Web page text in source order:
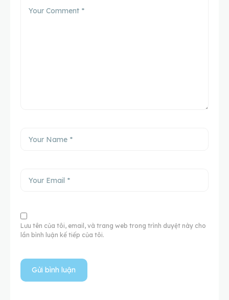
Lưu tên của tôi, email, và trang web trong trình duyệt này cho
lần bình luận kế tiếp của tôi.